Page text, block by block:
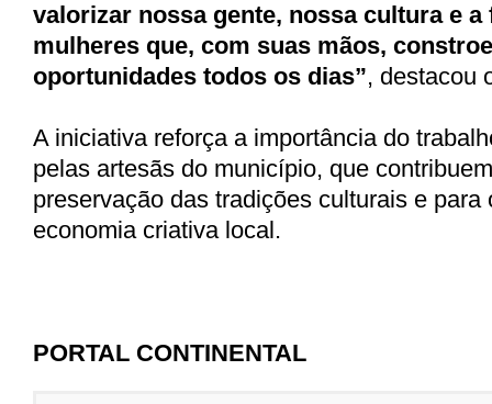
valorizar nossa gente, nossa cultura e a
mulheres que, com suas mãos,
oportunidades todos os dias”, destacou
A iniciativa reforça a importância do
pelas artesãs do município, que
preservação das tradições culturais e para
economia criativa local.
PORTAL CONTINENTAL